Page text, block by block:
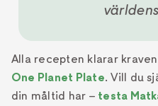
Alla recepten klarar
One Planet Plate. Vill du
din måltid har – testa